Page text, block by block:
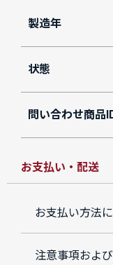
製造年
状態
問い合わせ商品
お支払い・配送
お支払い方法
注意事項およ